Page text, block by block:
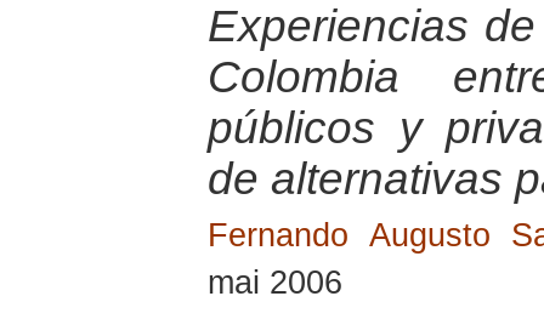
Experiencias
Colombia
públicos y
de alternativas
Fernando Augusto
mai 2006